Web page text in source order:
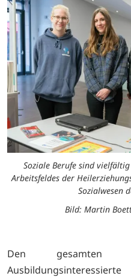
Soziale Berufe sind
Arbeitsfeldes der
Sozialwesen
Bild: Martin
Den